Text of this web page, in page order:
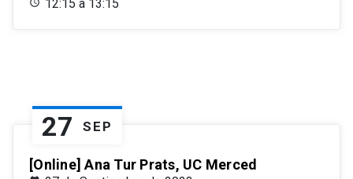
12:15 a 13:15
27 SEP
[Online] Ana Tur Prats, UC Merced